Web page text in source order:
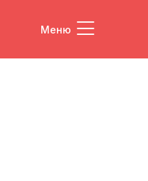
Меню